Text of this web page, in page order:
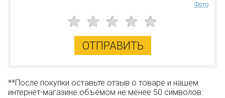
Фото
ОТПРАВИТЬ
**После покупки оставьте отзыв о товаре и нашем
интернет-магазине объёмом не менее 50 символов: